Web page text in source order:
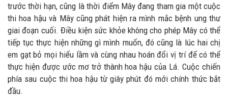
trước thời hạn, cũng là thời điểm Mây đang tham gia một cuộc
thi hoa hậu và Mây cũng phát hiện ra mình mắc bệnh ung thư
giai đoạn cuối. Điều kiện sức khỏe không cho phép Mây có thể
tiếp tục thực hiện những gì mình muốn, đó cũng là lúc hai chị
em gạt bỏ mọi hiểu lầm và cùng nhau hoán đổi vị trí để có thể
thực hiện được ước mơ trở thành hoa hậu của Lá. Cuộc chiến
phía sau cuộc thi hoa hậu từ giây phút đó mới chính thức bắt
đầu.